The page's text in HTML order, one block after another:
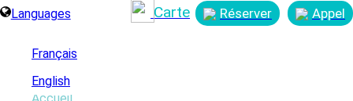
Carte Réserver Appel
Languages
Français
English